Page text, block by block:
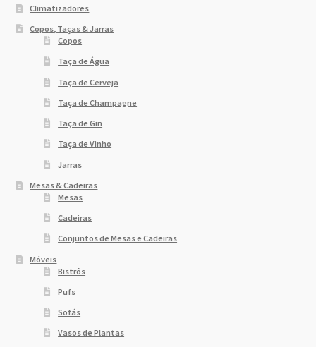
Climatizadores
Copos, Taças & Jarras
Copos
Taça de Água
Taça de Cerveja
Taça de Champagne
Taça de Gin
Taça de Vinho
Jarras
Mesas & Cadeiras
Mesas
Cadeiras
Conjuntos de Mesas e Cadeiras
Móveis
Bistrôs
Pufs
Sofás
Vasos de Plantas